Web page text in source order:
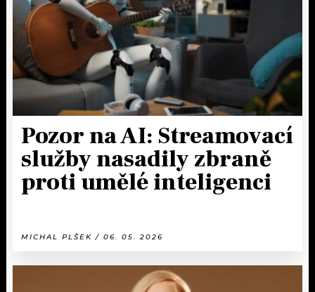
Pozor na AI: Streamovací
služby nasadily zbraně
proti umělé inteligenci
MICHAL PLŠEK / 06. 05. 2026